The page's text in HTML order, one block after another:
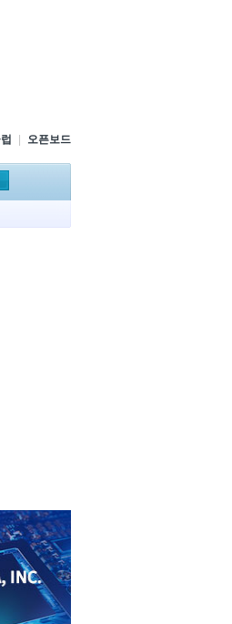
오픈보드